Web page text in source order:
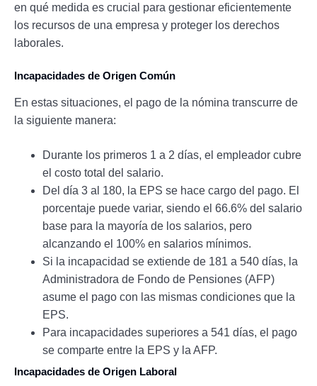
en qué medida es crucial para gestionar eficientemente
los recursos de una empresa y proteger los derechos
laborales.
Incapacidades de Origen Común
En estas situaciones, el pago de la nómina transcurre de
la siguiente manera:
Durante los primeros 1 a 2 días, el empleador cubre
el costo total del salario.
Del día 3 al 180, la EPS se hace cargo del pago. El
porcentaje puede variar, siendo el 66.6% del salario
base para la mayoría de los salarios, pero
alcanzando el 100% en salarios mínimos.
Si la incapacidad se extiende de 181 a 540 días, la
Administradora de Fondo de Pensiones (AFP)
asume el pago con las mismas condiciones que la
EPS.
Para incapacidades superiores a 541 días, el pago
se comparte entre la EPS y la AFP.
Incapacidades de Origen Laboral